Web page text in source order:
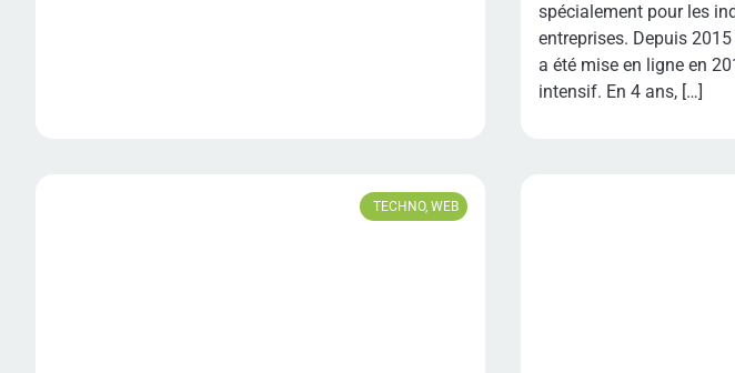
spécialement pour les
entreprises. Depuis
a été mise en ligne en
intensif. En 4 ans, […]
TECHNO,WEB